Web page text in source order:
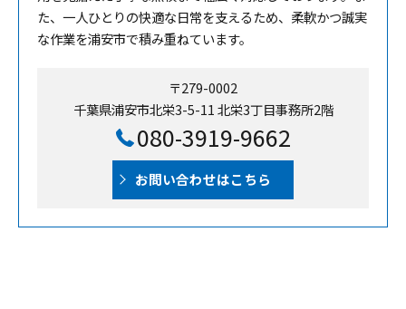
た、一人ひとりの快適な日常を支えるため、柔軟かつ誠実
な作業を浦安市で積み重ねています。
〒279-0002
千葉県浦安市北栄3-5-11 北栄3丁目事務所2階
080-3919-9662
お問い合わせはこちら